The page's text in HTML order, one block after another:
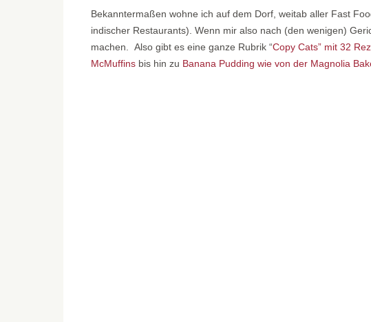
Bekanntermaßen wohne ich auf dem Dorf, weitab aller Fast
indischer Restaurants). Wenn mir also nach (den wenigen)
machen. Also gibt es eine ganze Rubrik “Copy Cats” mit 32
McMuffins bis hin zu Banana Pudding wie von der Magnolia